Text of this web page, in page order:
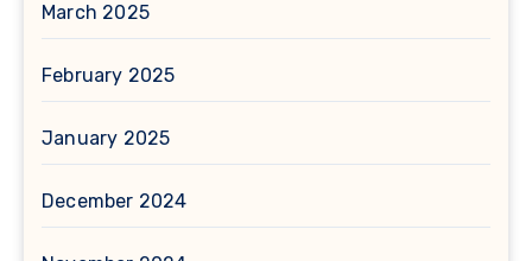
March 2025
February 2025
January 2025
December 2024